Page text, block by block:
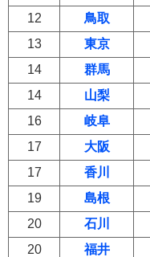
12
鳥取
13
東京
14
群馬
14
山梨
16
岐阜
17
大阪
17
香川
19
島根
20
石川
20
福井